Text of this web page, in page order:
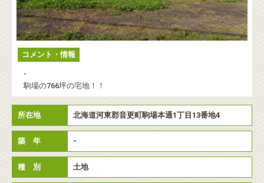
コメント・情報
-
駒場の766坪の宅地！！
所在地 北海道河東郡音更町駒場本通1丁目13番地4
築 年 -
種 別 土地